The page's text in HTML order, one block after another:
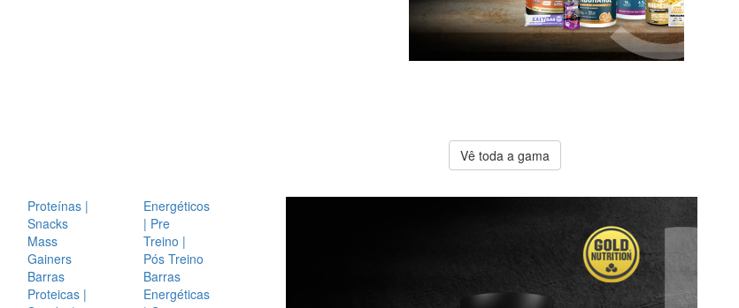
Vê toda a gama
Proteínas |
Snacks
Mass
Gainers
Barras
Proteicas |
Energéticos
| Pre
Treino |
Pós Treino
Barras
Energéticas